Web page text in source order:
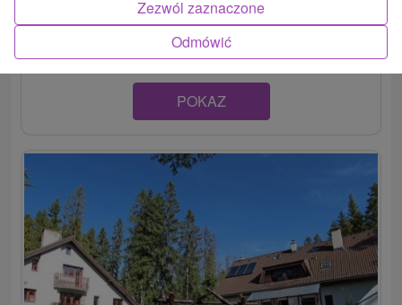
Chata priamo pod štítmi Vysokých Tatier v chatovej
osade obce Tatranská Štrba, časť Lieskovec....
POKAZ
Odmówić
Zezwól zaznaczone